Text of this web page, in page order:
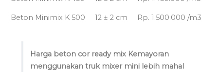
Beton Minimix K 500 12 ± 2 cm Rp. 1.500.000 /m3
Harga beton cor ready mix Kemayoran
menggunakan truk mixer mini lebih mahal